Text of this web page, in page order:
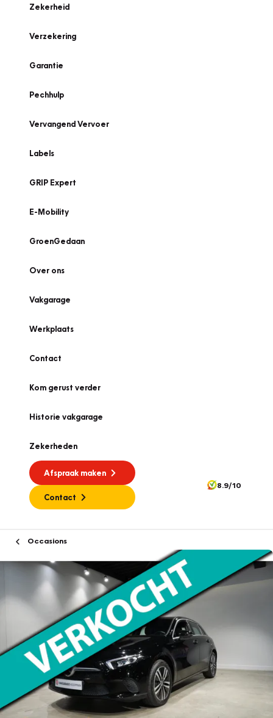
Zekerheid
Verzekering
Garantie
Pechhulp
Vervangend Vervoer
Labels
GRIP Expert
E-Mobility
GroenGedaan
Over ons
Vakgarage
Werkplaats
Contact
Kom gerust verder
Historie vakgarage
Zekerheden
Afspraak maken
Contact
8.9/10
Occasions